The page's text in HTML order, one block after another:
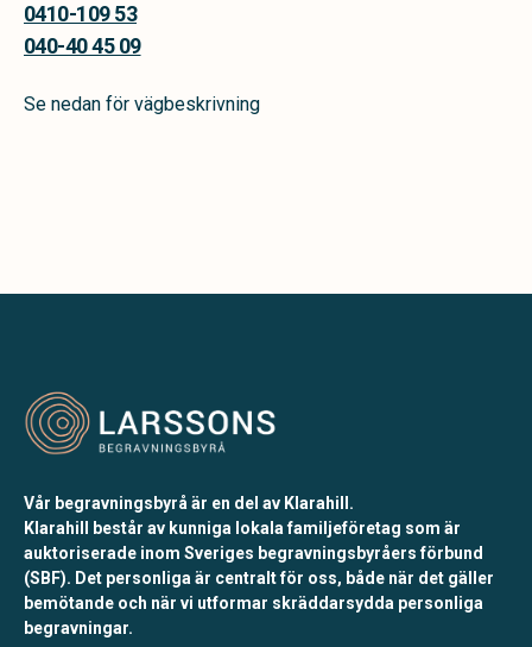
0410-109 53
040-40 45 09
Se nedan för vägbeskrivning
Vår begravningsbyrå är en del av Klarahill.
Klarahill består av kunniga lokala familjeföretag som är
auktoriserade inom Sveriges begravningsbyråers förbund
(SBF). Det personliga är centralt för oss, både när det gäller
bemötande och när vi utformar skräddarsydda personliga
begravningar.